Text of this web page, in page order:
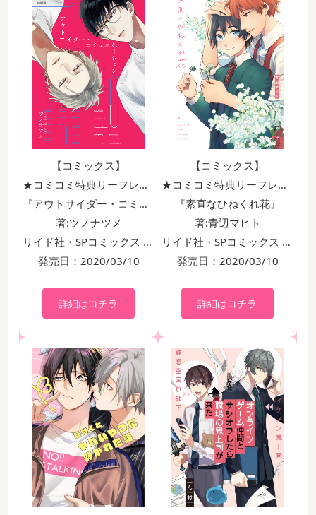
【コミックス】
★コミコミ特典リーフレット＆出版社ペーパー付！！
『アウトサイダー・コミュニケーション』
著:ツノナツメ
リイド社・SPコミックス mimosa
発売日：2020/03/10
詳細はコチラ
【コミックス】
★コミコミ特典リーフレット＆出版社ペーパー付！！
『素直なひねくれ花』
著:青辺マヒト
リイド社・SPコミックス mimosa
発売日：2020/03/10
詳細はコチラ